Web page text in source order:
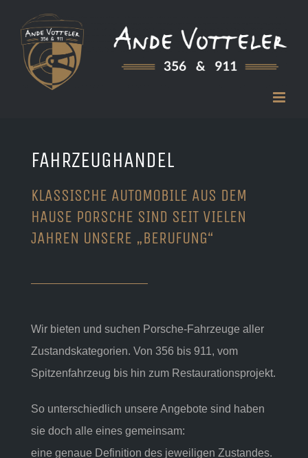
Inhalt
springen
FAHRZEUGHANDEL
KLASSISCHE AUTOMOBILE AUS DEM
HAUSE PORSCHE SIND SEIT VIELEN
JAHREN UNSERE „BERUFUNG“
Wir bieten und suchen Porsche-Fahrzeuge aller
Zustandskategorien. Von 356 bis 911, vom
Spitzenfahrzeug bis hin zum Restaurationsprojekt.
So unterschiedlich unsere Angebote sind haben
sie doch alle eines gemeinsam:
eine genaue Definition des jeweiligen Zustandes.